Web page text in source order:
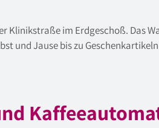
Klinikstraße im Erdgeschoß. Das
und Jause bis zu